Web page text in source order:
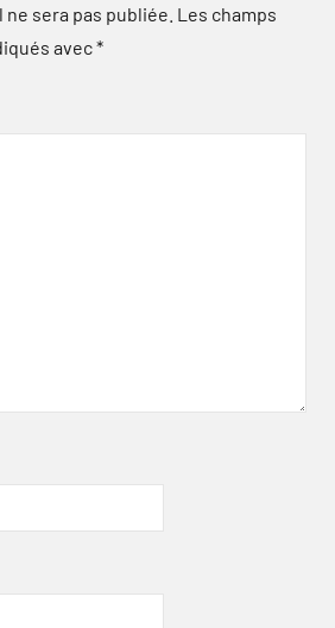
sera pas publiée. Les champs
avec*